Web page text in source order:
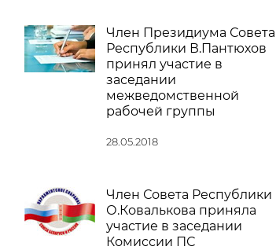
Член Президиума Совета
Республики В.Пантюхов
принял участие в
заседании
межведомственной
рабочей группы
28.05.2018
Член Совета Республики
О.Ковалькова приняла
участие в заседании
Комиссии ПС